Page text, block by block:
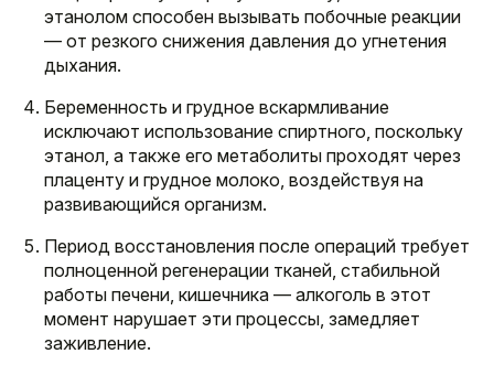
этанолом способен вызывать побочные реакции
— от резкого снижения давления до угнетения
дыхания.
Беременность и грудное вскармливание
исключают использование спиртного, поскольку
этанол, а также его метаболиты проходят через
плаценту и грудное молоко, воздействуя на
развивающийся организм.
Период восстановления после операций требует
полноценной регенерации тканей, стабильной
работы печени, кишечника — алкоголь в этот
момент нарушает эти процессы, замедляет
заживление.